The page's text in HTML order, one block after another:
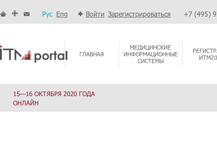
Рус Eng Войти Зарегистрироваться +7 (495)
ГЛАВНАЯ
МЕДИЦИНСКИЕ
ИНФОРМАЦИОННЫЕ
СИСТЕМЫ
15—16 ОКТЯБРЯ 2020 ГОДА
ОНЛАЙН